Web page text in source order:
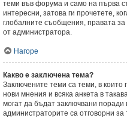
теми във форума и само на първа
интересни, затова ги прочетете,
глобалните съобщения, правата
от администратора.
Нагоре
Какво е заключена тема?
Заключените теми са теми, в които
нови мнения и всяка анкета в
могат да бъдат заключвани
администраторите са отговорни